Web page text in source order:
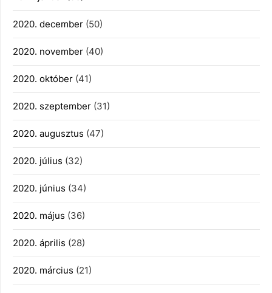
2020. december (50)
2020. november (40)
2020. október (41)
2020. szeptember (31)
2020. augusztus (47)
2020. július (32)
2020. június (34)
2020. május (36)
2020. április (28)
2020. március (21)